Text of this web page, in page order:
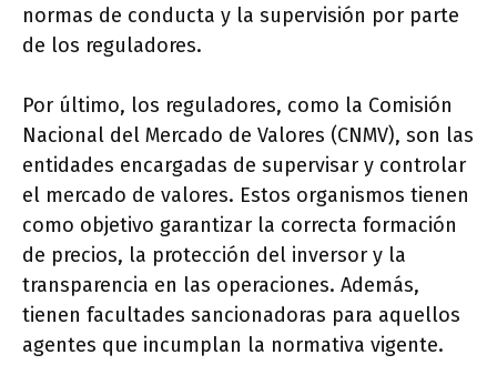
normas de conducta y la supervisión por parte
de los reguladores.
Por último, los reguladores, como la Comisión
Nacional del Mercado de Valores (CNMV), son las
entidades encargadas de supervisar y controlar
el mercado de valores. Estos organismos tienen
como objetivo garantizar la correcta formación
de precios, la protección del inversor y la
transparencia en las operaciones. Además,
tienen facultades sancionadoras para aquellos
agentes que incumplan la normativa vigente.